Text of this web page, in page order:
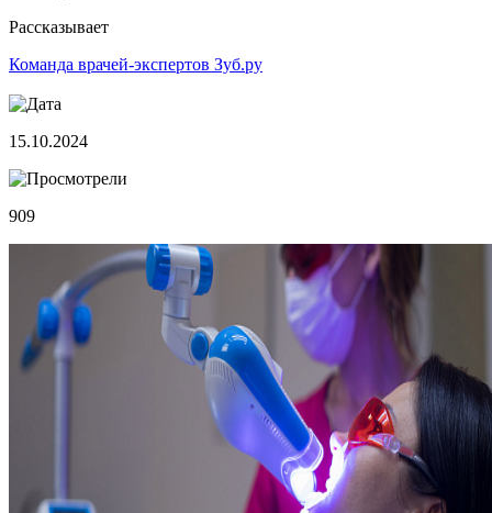
Рассказывает
Команда врачей-экспертов Зуб.ру
15.10.2024
909